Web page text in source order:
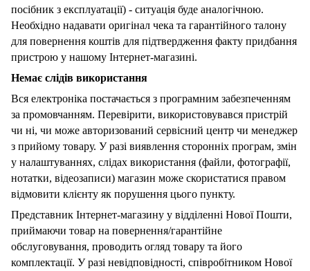
посібник з експлуатації) - ситуація буде аналогічною.
Необхідно надавати оригінал чека та гарантійного талону
для повернення коштів для підтвердження факту придбання
пристрою у нашому Інтернет-магазині.
Немає слідів використання
Вся електроніка постачається з програмним забезпеченням
за промовчанням. Перевірити, використовувався пристрій
чи ні, чи може авторизований сервісний центр чи менеджер
з прийому товару. У разі виявлення сторонніх програм, змін
у налаштуваннях, слідах використання (файли, фотографії,
нотатки, відеозаписи) магазин може скористатися правом
відмовити клієнту як порушення цього пункту.
Представник Інтернет-магазину у відділенні Нової Пошти,
приймаючи товар на повернення/гарантійне
обслуговування, проводить огляд товару та його
комплектації. У разі невідповідності, співробітником Нової